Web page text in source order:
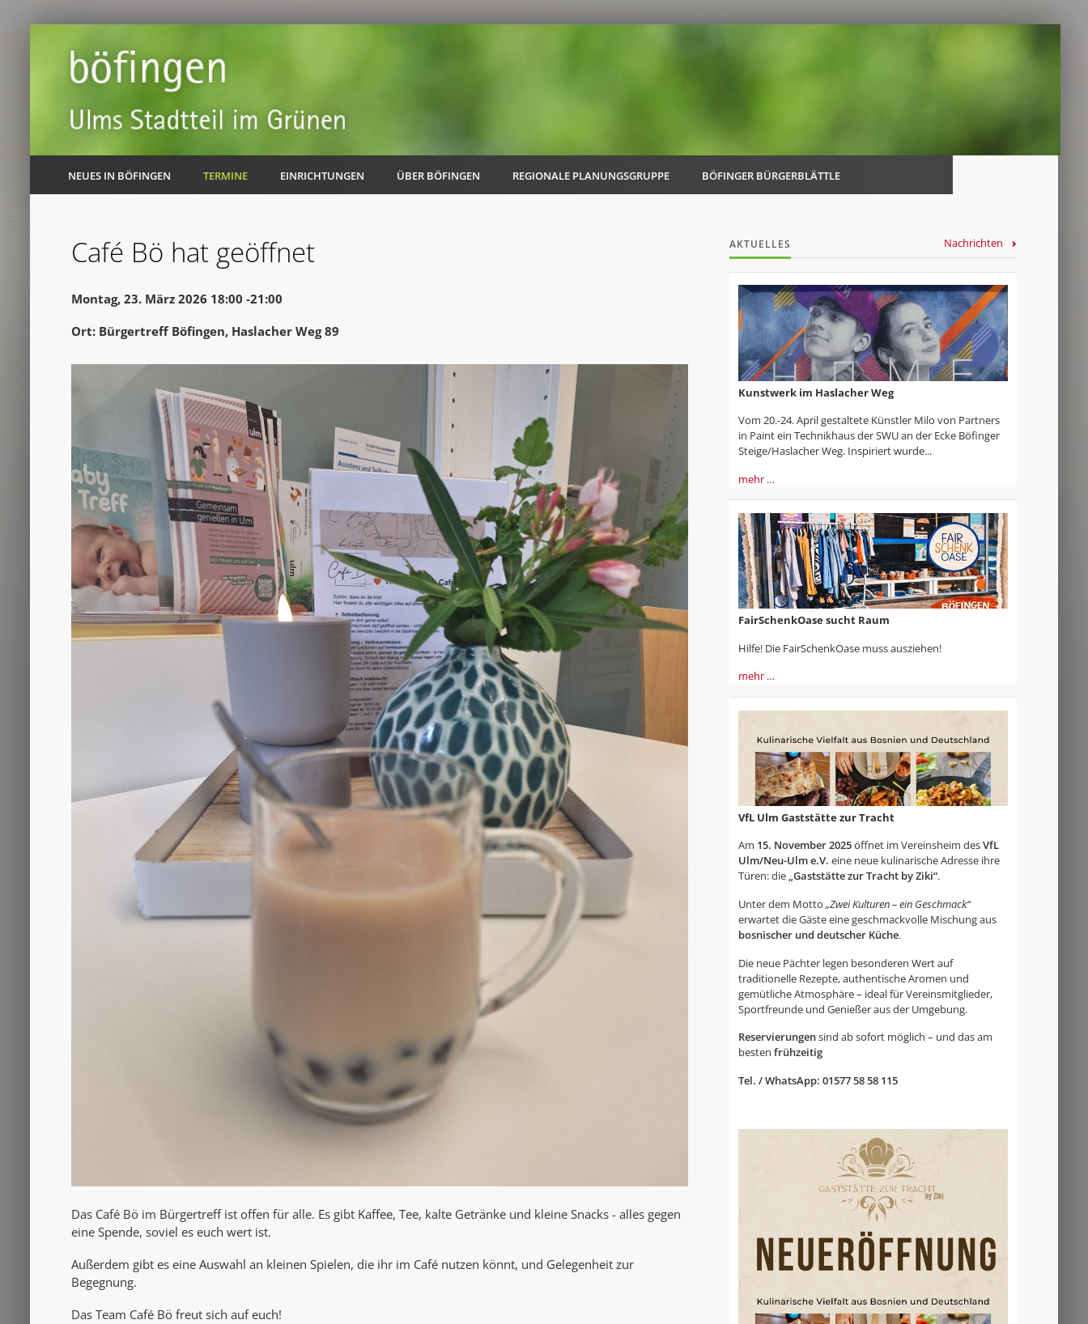
NEUES IN BÖFINGEN TERMINE EINRICHTUNGEN ÜBER BÖFINGEN REGIONALE PLANUNGSGRUPPE
AK Internet
AK Unterwegs in Böfingen
BÖFINGER BÜRGERBLÄTTLE
Café Bö hat geöffnet
Montag, 23. März 2026 18:00 -21:00
Ort: Bürgertreff Böfingen, Haslacher Weg 89
Das Café Bö im Bürgertreff ist offen für alle. Es gibt Kaffee, Tee, kalte Getränke und kleine Snacks - alles gegen
eine Spende, soviel es euch wert ist.
Außerdem gibt es eine Auswahl an kleinen Spielen, die ihr im Café nutzen könnt, und Gelegenheit zur
Begegnung.
Das Team Café Bö freut sich auf euch!
AKTUELLES Nachrichten
Kunstwerk im Haslacher Weg
Vom 20.-24. April gestaltete Künstler Milo von Partners
in Paint ein Technikhaus der SWU an der Ecke Böfinger
Steige/Haslacher Weg. Inspiriert wurde...
mehr …
FairSchenkOase sucht Raum
Hilfe! Die FairSchenkOase muss ausziehen!
mehr …
VfL Ulm Gaststätte zur Tracht
Am 15. November 2025öffnet im Vereinsheim desVfL
Ulm/Neu-Ulm e.V. eine neue kulinarische Adresse ihre
Türen: die „Gaststätte zur Tracht by Ziki“.
Unter dem Motto „Zwei Kulturen – ein Geschmack“
erwartet die Gäste eine geschmackvolle Mischung aus
bosnischer und deutscher Küche.
Die neue Pächter legen besonderen Wert auf
traditionelle Rezepte, authentische Aromen und
gemütliche Atmosphäre – ideal für Vereinsmitglieder,
Sportfreunde und Genießer aus der Umgebung.
Reservierungensind ab sofort möglich – und das am
besten frühzeitig
Tel. / WhatsApp: 01577 58 58 115